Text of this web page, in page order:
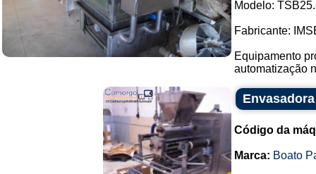
Modelo:
Fabricante:
Equipamento
automatização
Código da
Marca: Boato